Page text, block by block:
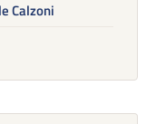
Calzoni